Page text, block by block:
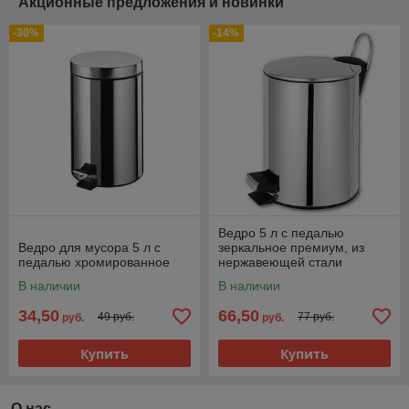
-30%
Ведро для мусора 5 л с
педалью хромированное
В наличии
34,50 руб. 49 руб.
Купить
-14%
Ведро 5 л с педалью
зеркальное премиум, из
нержавеющей стали
В наличии
66,50 руб. 77 руб.
Купить